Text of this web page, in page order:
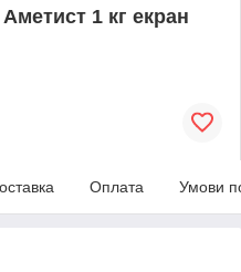
1 кг екран
Оплата Умови